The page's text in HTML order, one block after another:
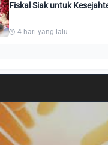
Fiskal Siak untuk
4 hari yang lalu